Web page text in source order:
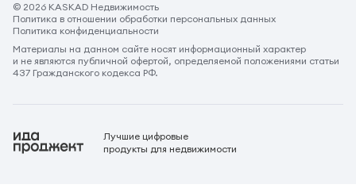
© 2026 KASKAD Недвижимость
Политика в отношении обработки персональных данных
Политика конфиденциальности
Материалы на данном сайте носят информационный характер
и не являются публичной офертой, определяемой положениями статьи
437 Гражданского кодекса РФ.
Лучшие цифровые
продукты для недвижимости